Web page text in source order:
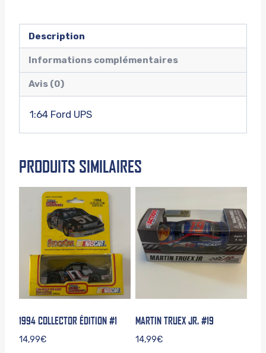
Description
Informations complémentaires
Avis (0)
1:64 Ford UPS
PRODUITS SIMILAIRES
1994 COLLECTOR ÉDITION #1
14,99€
MARTIN TRUEX JR. #19
14,99€